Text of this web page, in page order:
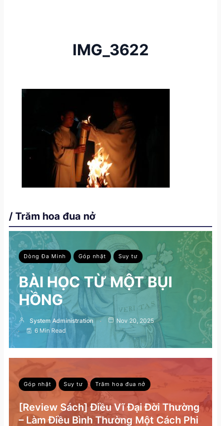
IMG_3622
/ Trăm hoa đua nở
Dòng Đa Minh Góp nhặt Suy tư
BÀI HỌC TỪ MỘT BỤI
HỒNG
System Administration
Nov 20, 2025
6 Min Read
Góp nhặt Suy tư Trăm hoa đua nở
[Review Sách] Điều Vĩ Đại Đời Thường
– Làm Điều Bình Thường Một Cách Phi